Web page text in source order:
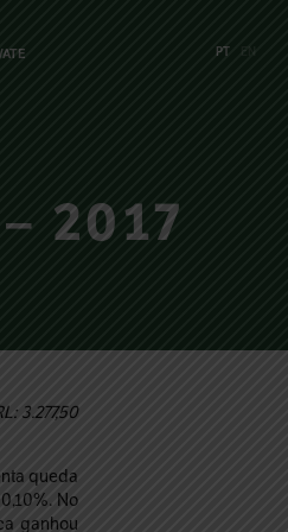
PT EN
2017
3.277,50
queda
No
ganhou